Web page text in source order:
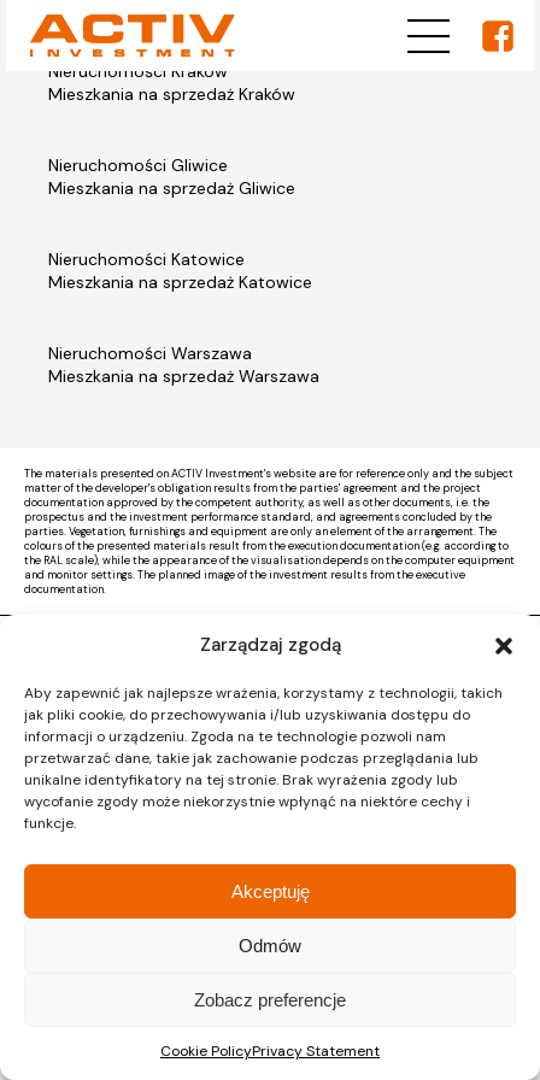
Zarządzaj zgodą
Aby zapewnić jak najlepsze wrażenia, korzystamy z technologii, takich
jak pliki cookie, do przechowywania i/lub uzyskiwania dostępu do
informacji o urządzeniu. Zgoda na te technologie pozwoli nam
przetwarzać dane, takie jak zachowanie podczas przeglądania lub
unikalne identyfikatory na tej stronie. Brak wyrażenia zgody lub
wycofanie zgody może niekorzystnie wpłynąć na niektóre cechy i
funkcje.
Akceptuję
Odmów
Zobacz preferencje
Cookie PolicyPrivacy Statement
Nieruchomości Kraków
Mieszkania na sprzedaż Kraków
Nieruchomości Gliwice
Mieszkania na sprzedaż Gliwice
Nieruchomości Katowice
Mieszkania na sprzedaż Katowice
Nieruchomości Warszawa
Mieszkania na sprzedaż Warszawa
The materials presented on ACTIV Investment's website are for reference only and the subject
matter of the developer's obligation results from the parties' agreement and the project
documentation approved by the competent authority, as well as other documents, i.e. the
prospectus and the investment performance standard, and agreements concluded by the
parties. Vegetation, furnishings and equipment are only an element of the arrangement. The
colours of the presented materials result from the execution documentation (e.g. according to
the RAL scale), while the appearance of the visualisation depends on the computer equipment
and monitor settings. The planned image of the investment results from the executive
documentation.
Activ Investment|Polityka prywatności
Design by CTL MEDIA | Strona www: Proformat